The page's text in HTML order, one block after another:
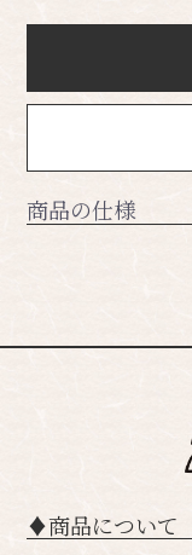
商品の仕様
♦︎商品について